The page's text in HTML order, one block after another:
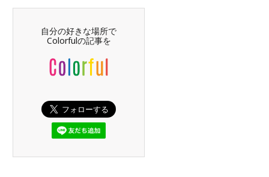
自分の好きな場所で
Colorfulの記事を